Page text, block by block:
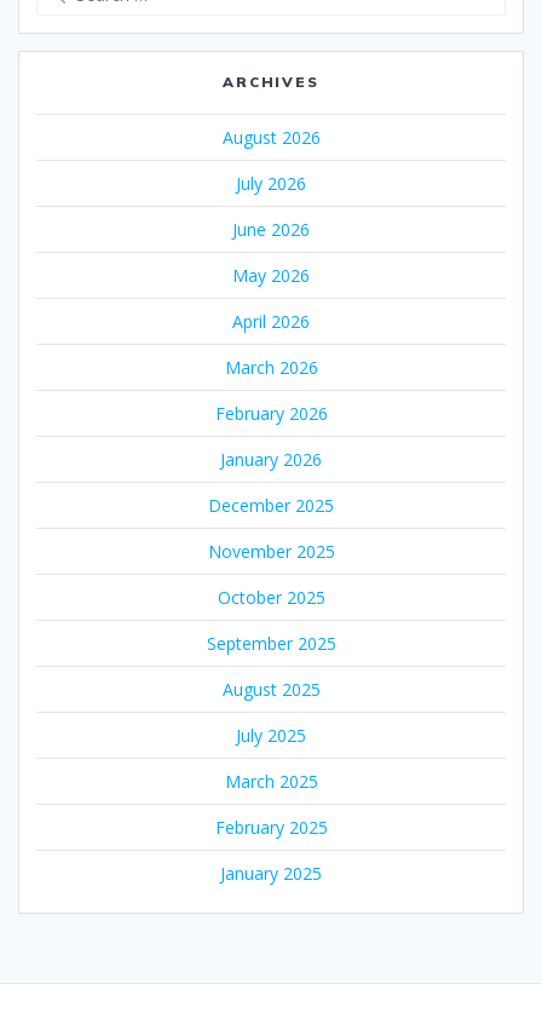
ARCHIVES
August 2026
July 2026
June 2026
May 2026
April 2026
March 2026
February 2026
January 2026
December 2025
November 2025
October 2025
September 2025
August 2025
July 2025
March 2025
February 2025
January 2025